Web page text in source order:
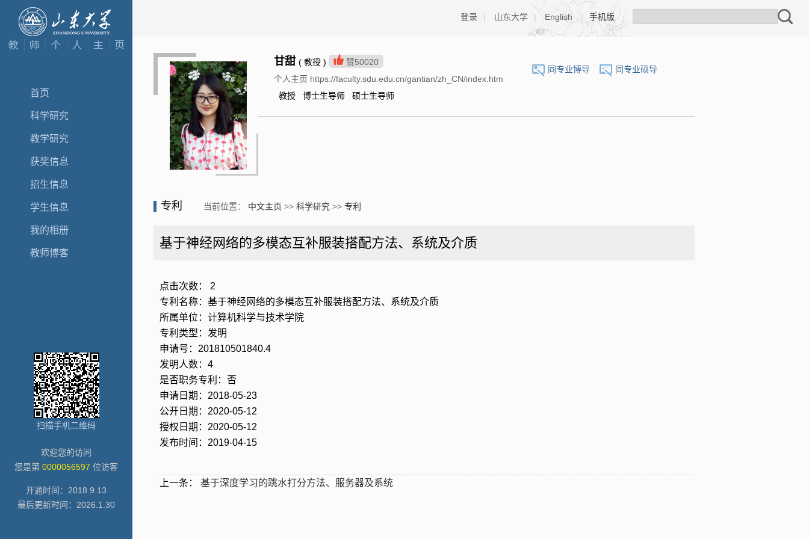
首页
科学研究
教学研究
获奖信息
招生信息
学生信息
我的相册
教师博客
扫描手机二维码
欢迎您的访问
您是第 0000056597 位访客
开通时间： 2018 9 13
最后更新时间： 2026 1 30
登录 | 山东大学 | English | 手机版
同专业博导 同专业硕导
甘甜 ( 教授 ) 赞50020
个人主页 https://faculty.sdu.edu.cn/gantian/zh_CN/index.htm
教授 博士生导师 硕士生导师
专利 当前位置： 中文主页 >> 科学研究 >> 专利
基于神经网络的多模态互补服装搭配方法、系统及介质
点击次数： 2
专利名称：基于神经网络的多模态互补服装搭配方法、系统及介质
所属单位：计算机科学与技术学院
专利类型：发明
申请号：201810501840.4
发明人数：4
是否职务专利：否
申请日期：2018-05-23
公开日期：2020-05-12
授权日期：2020-05-12
发布时间：2019-04-15
上一条： 基于深度学习的跳水打分方法、服务器及系统